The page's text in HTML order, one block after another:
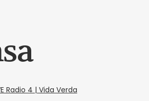
Radio 4 | Vida Verda